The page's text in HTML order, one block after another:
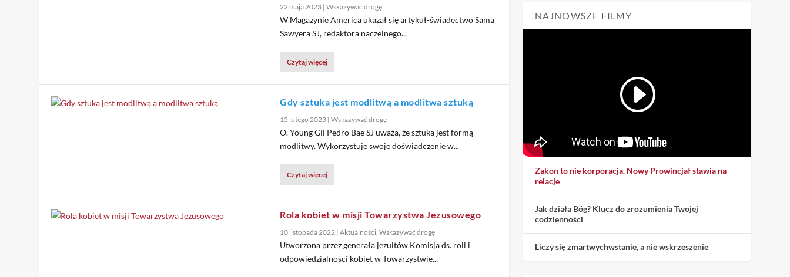
22 maja 2023 |Wskazywać drogę
W Magazynie America ukazał się artykuł-świadectwo Sama
Sawyera SJ, redaktora naczelnego...
Czytaj więcej
Gdy sztuka jest modlitwą a modlitwa sztuką
15 lutego 2023 |Wskazywać drogę
O. Young Gil Pedro Bae SJ uważa, że sztuka jest formą
modlitwy. Wykorzystuje swoje doświadczenie w...
Czytaj więcej
Rola kobiet w misji Towarzystwa Jezusowego
10 listopada 2022 |Aktualności ,Wskazywać drogę
Utworzona przez generała jezuitów Komisja ds. roli i
odpowiedzialności kobiet w Towarzystwie...
NAJNOWSZE FILMY
Zakon to nie korporacja. Nowy Prowincjał stawia na
relacje
Jak działa Bóg? Klucz do zrozumienia Twojej
codzienności
Liczy się zmartwychwstanie, a nie wskrzeszenie